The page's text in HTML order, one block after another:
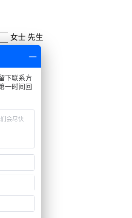
女士 先生
下联系方
一时间回